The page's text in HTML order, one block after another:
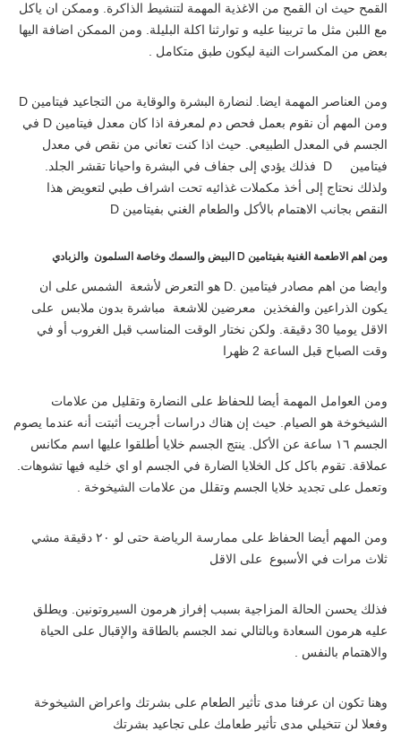
القمح حيث ان القمح من الاغذية المهمة لتنشيط الذاكرة. وممكن ان ياكل
مع اللبن مثل ما تربينا عليه و توارثنا اكلة البليلة. ومن الممكن اضافة اليها
بعض من المكسرات النية ليكون طبق متكامل .
ومن العناصر المهمة ايضا. لنضارة البشرة والوقاية من التجاعيد فيتامين D
ومن المهم أن نقوم بعمل فحص دم لمعرفة اذا كان معدل فيتامين D في
الجسم في المعدل الطبيعي. حيث اذا كنت تعاني من نقص في معدل
فيتامين D فذلك يؤدي إلى جفاف في البشرة واحيانا تقشر الجلد.
ولذلك نحتاج إلى أخذ مكملات غذائيه تحت اشراف طبي لتعويض هذا
النقص بجانب الاهتمام بالأكل والطعام الغني بفيتامين D
ومن اهم الاطعمة الغنية بفيتامين D البيض والسمك وخاصة السلمون والزبادي
وايضا من اهم مصادر فيتامين .D هو التعرض لأشعة الشمس على ان
يكون الذراعين والفخذين معرضين للاشعة مباشرة بدون ملابس على
الاقل يوميا 30 دقيقة. ولكن نختار الوقت المناسب قبل الغروب أو في
وقت الصباح قبل الساعة 2 ظهرا
ومن العوامل المهمة أيضا للحفاظ على النضارة وتقليل من علامات
الشيخوخة هو الصيام. حيث إن هناك دراسات أجريت أثبتت أنه عندما يصوم
الجسم ١٦ ساعة عن الأكل. ينتج الجسم خلايا أطلقوا عليها اسم مكانس
عملاقة. تقوم باكل كل الخلايا الضارة في الجسم او اي خليه فيها تشوهات.
وتعمل على تجديد خلايا الجسم وتقلل من علامات الشيخوخة .
ومن المهم أيضا الحفاظ على ممارسة الرياضة حتى لو ٢٠ دقيقة مشي
ثلاث مرات في الأسبوع على الاقل
فذلك يحسن الحالة المزاجية بسبب إفراز هرمون السيروتونين. ويطلق
عليه هرمون السعادة وبالتالي نمد الجسم بالطاقة والإقبال على الحياة
والاهتمام بالنفس .
وهنا تكون ان عرفنا مدى تأثير الطعام على بشرتك واعراض الشيخوخة
وفعلا لن تتخيلي مدى تأثير طعامك على تجاعيد بشرتك